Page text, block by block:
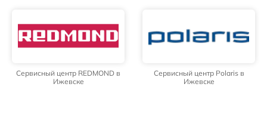
Сервисный центр REDMOND в
Ижевске
Сервисный центр Polaris в
Ижевске